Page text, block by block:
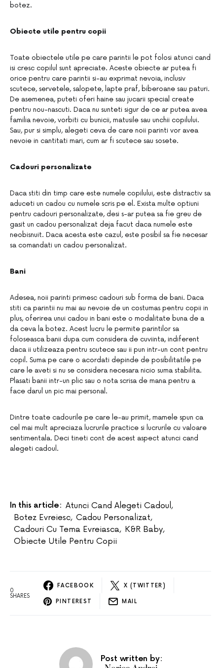
botez.
Obiecte utile pentru copii
Toate obiectele utile pe care parintii le pot folosi atunci cand
isi cresc copilul sunt apreciate. Aceste obiecte ar putea fi
orice pentru care parintii si-au exprimat nevoia, inclusiv
scutece, servetele, salopete, lapte praf, biberoane sau paturi.
De asemenea, puteti oferi haine sau jucarii special create
pentru nou-nascuti. Daca nu sunteti sigur de ce ar putea avea
familia nevoie, vorbiti cu bunicii, matusile sau unchii copilului.
Sau, pur si simplu, alegeti ceva de care noii parinti vor avea
nevoie in cantitati mari, cum ar fi scutece sau sosete.
Cadouri personalizate
Daca stiti din timp care este numele copilului, este distractiv sa
aduceti un cadou cu numele scris pe el. Exista multe optiuni
pentru cadouri personalizate, desi s-ar putea sa fie greu de
gasit un cadou personalizat deja facut daca numele este
neobisnuit. Daca acesta este cazul, este posibil sa fie necesar
sa comandati un cadou personalizat.
Bani
Adesea, noii parinti primesc cadouri sub forma de bani. Daca
stiti ca parintii nu mai au nevoie de un costumas pentru copii in
plus, oferirea unui cadou in bani este o modalitate buna de a
da ceva la botez. Acest lucru le permite parintilor sa
foloseasca banii dupa cum considera de cuviinta, indiferent
daca ii utilizeaza pentru scutece sau ii pun intr-un cont pentru
copil. Suma pe care o acordati depinde de posibilitatile pe
care le aveti si nu se considera necesara nicio suma stabilita.
Plasati banii intr-un plic sau o nota scrisa de mana pentru a
face darul un pic mai personal.
Dintre toate cadourile pe care le-au primit, mamele spun ca
cel mai mult apreciaza lucrurile practice si lucrurile cu valoare
sentimentala. Deci tineti cont de acest aspect atunci cand
alegeti cadoul.
In this article: Atunci Cand Alegeti Cadoul,
Botez Evreiesc, Cadou Personalizat,
Cadouri Cu Tema Evreiasca, K&R Baby,
Obiecte Utile Pentru Copii
0
SHARES
FACEBOOK X (TWITTER)
PINTEREST MAIL
Post written by: